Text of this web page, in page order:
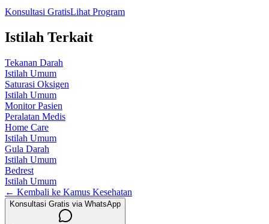
Konsultasi GratisLihat Program
Istilah Terkait
Tekanan Darah
Istilah Umum
Saturasi Oksigen
Istilah Umum
Monitor Pasien
Peralatan Medis
Home Care
Istilah Umum
Gula Darah
Istilah Umum
Bedrest
Istilah Umum
← Kembali ke Kamus Kesehatan
Konsultasi Gratis via WhatsApp